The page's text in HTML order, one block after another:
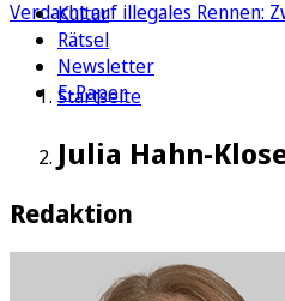
Kultur
Rätsel
Newsletter
E-Paper
Verdacht auf illegales Rennen:
Startseite
Julia Hahn-
Redaktion